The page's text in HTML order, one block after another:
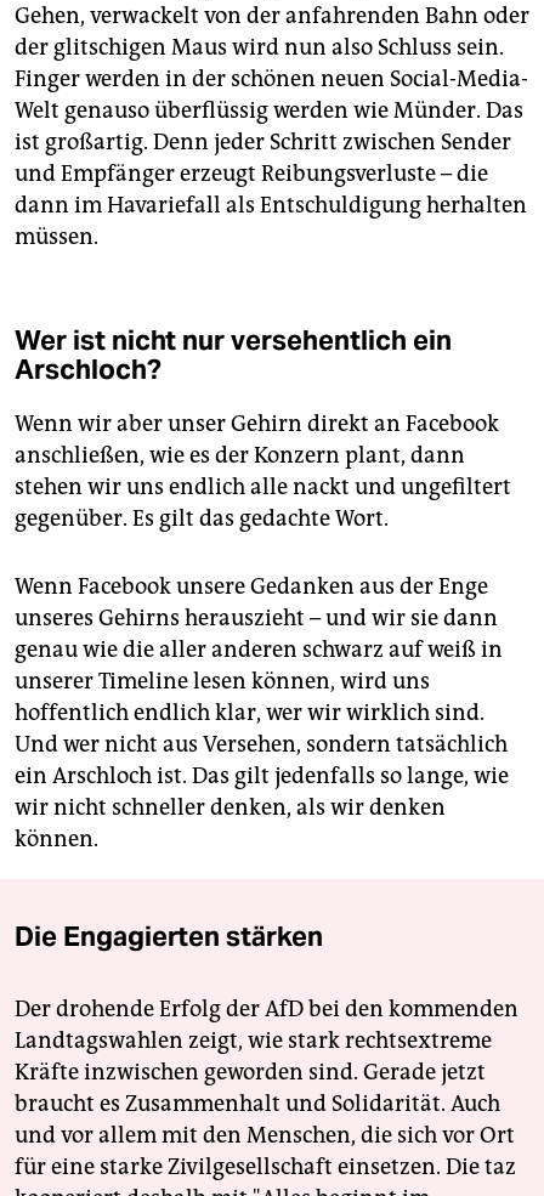
Gehen, verwackelt von der anfahrenden Bahn oder
der glitschigen Maus wird nun also Schluss sein.
Finger werden in der schönen neuen Social-Media-
Welt genauso überflüssig werden wie Münder. Das
ist großartig. Denn jeder Schritt zwischen Sender
und Empfänger erzeugt Reibungsverluste – die
dann im Havariefall als Entschuldigung herhalten
müssen.
Wer ist nicht nur versehentlich ein
Arschloch?
Wenn wir aber unser Gehirn direkt an Facebook
anschließen, wie es der Konzern plant, dann
stehen wir uns endlich alle nackt und ungefiltert
gegenüber. Es gilt das gedachte Wort.
Wenn Facebook unsere Gedanken aus der Enge
unseres Gehirns herauszieht – und wir sie dann
genau wie die aller anderen schwarz auf weiß in
unserer Timeline lesen können, wird uns
hoffentlich endlich klar, wer wir wirklich sind.
Und wer nicht aus Versehen, sondern tatsächlich
ein Arschloch ist. Das gilt jedenfalls so lange, wie
wir nicht schneller denken, als wir denken
können.
Die Engagierten stärken
Der drohende Erfolg der AfD bei den kommenden
Landtagswahlen zeigt, wie stark rechtsextreme
Kräfte inzwischen geworden sind. Gerade jetzt
braucht es Zusammenhalt und Solidarität. Auch
und vor allem mit den Menschen, die sich vor Ort
für eine starke Zivilgesellschaft einsetzen. Die taz